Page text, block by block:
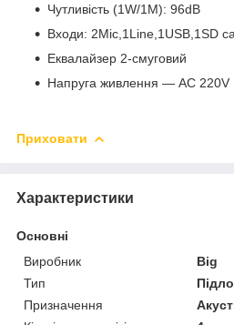
Чутливість (1W/1M): 96dB
Входи: 2Mic,1Line,1USB,1SD
Еквалайзер 2-смуговий
Напруга живлення — AC 220V
Приховати
Характеристики
Основні
Виробник
Big
Тип
Призначення